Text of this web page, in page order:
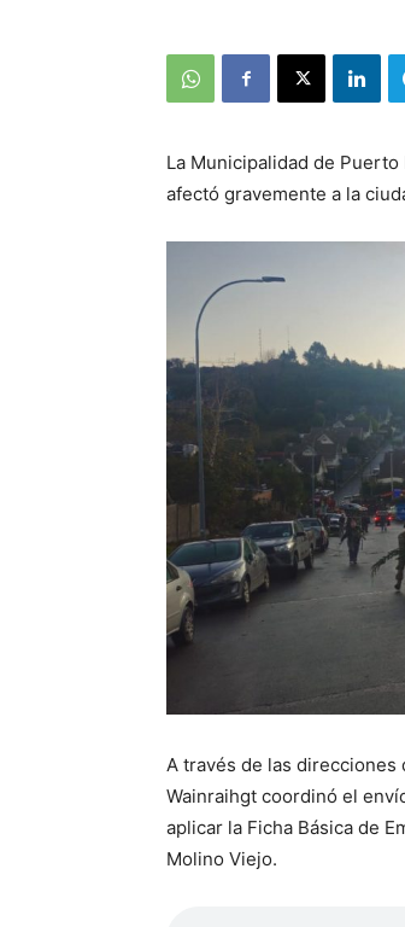
La Municipalidad de
afectó gravemente a la
A través de las
Wainraihgt coordinó el
aplicar la Ficha Básica de
Molino Viejo.